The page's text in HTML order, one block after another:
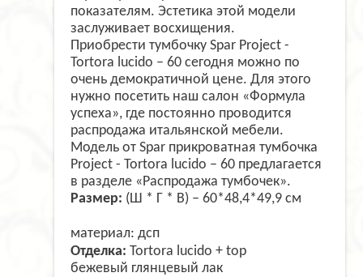
показателям. Эстетика этой модели
заслуживает восхищения.
Приобрести тумбочку Spar Project -
Tortora lucido – 60 сегодня можно по
очень демократичной цене. Для этого
нужно посетить наш салон «Формула
успеха», где постоянно проводится
распродажа итальянской мебели.
Модель от Spar прикроватная тумбочка
Project - Tortora lucido – 60 предлагается
в разделе «Распродажа тумбочек».
Размер: (Ш * Г * В) – 60*48,4*49,9 см
материал: дсп
Отделка: Tortora lucido + top
бежевый глянцевый лак